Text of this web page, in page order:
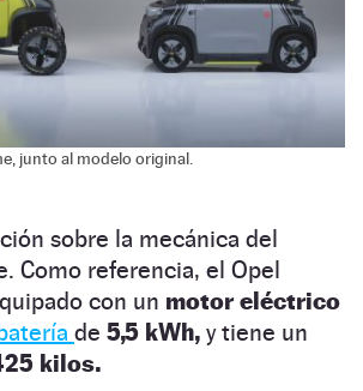
junto al modelo original.
sobre la mecánica del
Como referencia, el Opel
con un motor eléctrico
de 5,5 kWh, y tiene un
kilos.